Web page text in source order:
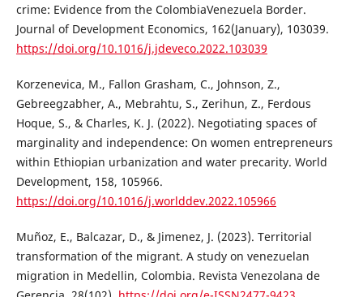
crime: Evidence from the ColombiaVenezuela Border.
Journal of Development Economics, 162(January), 103039.
https://doi.org/10.1016/j.jdeveco.2022.103039
Korzenevica, M., Fallon Grasham, C., Johnson, Z.,
Gebreegzabher, A., Mebrahtu, S., Zerihun, Z., Ferdous
Hoque, S., & Charles, K. J. (2022). Negotiating spaces of
marginality and independence: On women entrepreneurs
within Ethiopian urbanization and water precarity. World
Development, 158, 105966.
https://doi.org/10.1016/j.worlddev.2022.105966
Muñoz, E., Balcazar, D., & Jimenez, J. (2023). Territorial
transformation of the migrant. A study on venezuelan
migration in Medellin, Colombia. Revista Venezolana de